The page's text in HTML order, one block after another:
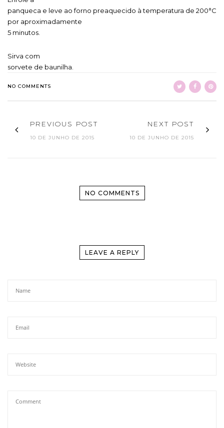
panqueca e leve ao forno preaquecido à temperatura de 200°C
por aproximadamente
5 minutos.
Sirva com
sorvete de baunilha.
NO COMMENTS
PREVIOUS POST
10 DE JUNHO DE 2015
NEXT POST
10 DE JUNHO DE 2015
NO COMMENTS
LEAVE A REPLY